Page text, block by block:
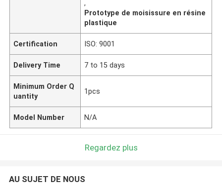
,
Prototype de moisissure en résine
plastique
Certification ISO: 9001
Delivery Time 7 to 15 days
Minimum Order Q
uantity
1pcs
Model Number N/A
Regardez plus
AU SUJET DE NOUS